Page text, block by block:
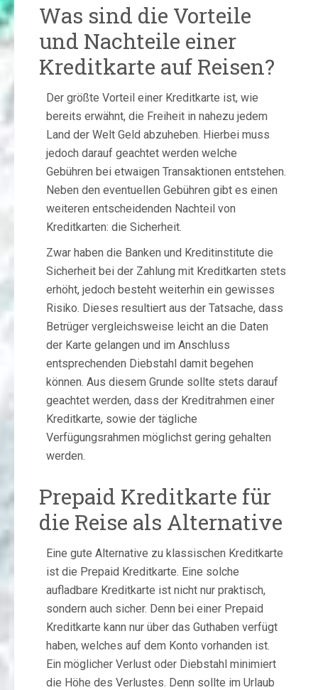
Was sind die Vorteile
und Nachteile einer
Kreditkarte auf Reisen?
Der größte Vorteil einer Kreditkarte ist, wie
bereits erwähnt, die Freiheit in nahezu jedem
Land der Welt Geld abzuheben. Hierbei muss
jedoch darauf geachtet werden welche
Gebühren bei etwaigen Transaktionen entstehen.
Neben den eventuellen Gebühren gibt es einen
weiteren entscheidenden Nachteil von
Kreditkarten: die Sicherheit.
Zwar haben die Banken und Kreditinstitute die
Sicherheit bei der Zahlung mit Kreditkarten stets
erhöht, jedoch besteht weiterhin ein gewisses
Risiko. Dieses resultiert aus der Tatsache, dass
Betrüger vergleichsweise leicht an die Daten
der Karte gelangen und im Anschluss
entsprechenden Diebstahl damit begehen
können. Aus diesem Grunde sollte stets darauf
geachtet werden, dass der Kreditrahmen einer
Kreditkarte, sowie der tägliche
Verfügungsrahmen möglichst gering gehalten
werden.
Prepaid Kreditkarte für
die Reise als Alternative
Eine gute Alternative zu klassischen Kreditkarte
ist die Prepaid Kreditkarte. Eine solche
aufladbare Kreditkarte ist nicht nur praktisch,
sondern auch sicher. Denn bei einer Prepaid
Kreditkarte kann nur über das Guthaben verfügt
haben, welches auf dem Konto vorhanden ist.
Ein möglicher Verlust oder Diebstahl minimiert
die Höhe des Verlustes. Denn sollte im Urlaub